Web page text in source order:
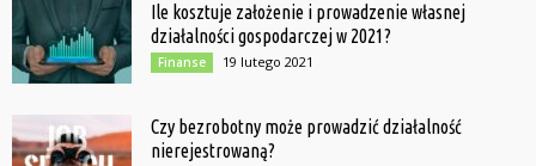
Ile kosztuje założenie i prowadzenie własnej
działalności gospodarczej w 2021?
Finanse 19 lutego 2021
Czy bezrobotny może prowadzić działalność
nierejestrowaną?